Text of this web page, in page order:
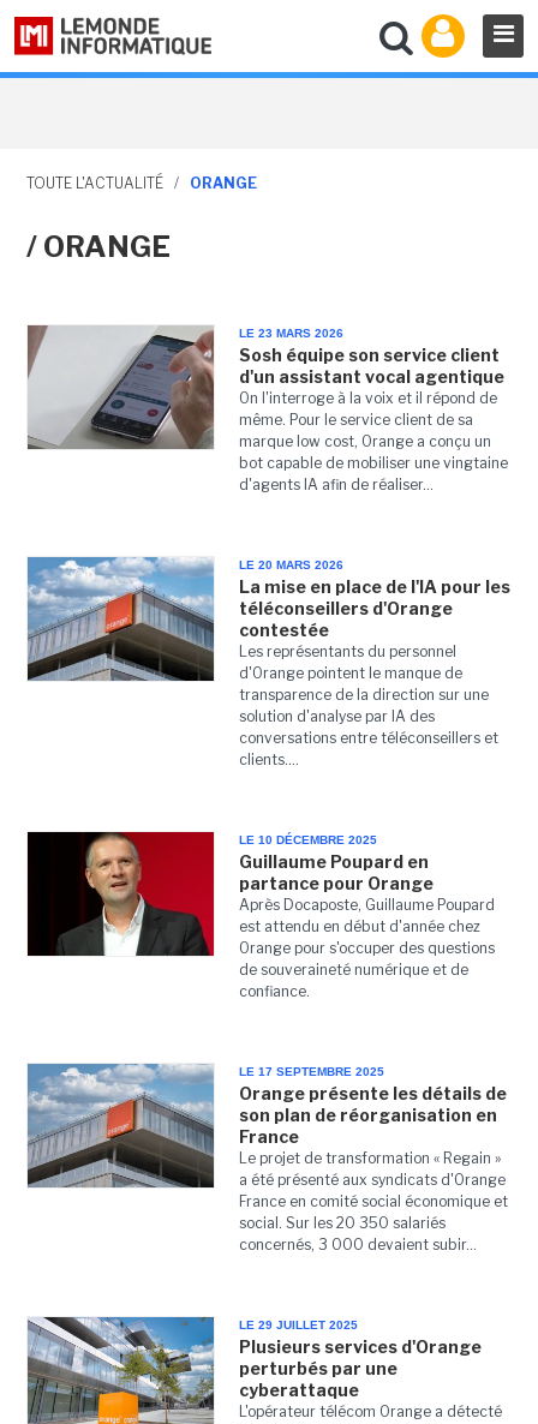
TOUTE L'ACTUALITÉ / ORANGE
/ ORANGE
LE 23 MARS 2026
Sosh équipe son service client
d'un assistant vocal agentique
On l'interroge à la voix et il répond de
même. Pour le service client de sa
marque low cost, Orange a conçu un
bot capable de mobiliser une vingtaine
d'agents IA afin de réaliser...
LE 20 MARS 2026
La mise en place de l'IA pour les
téléconseillers d'Orange
contestée
Les représentants du personnel
d'Orange pointent le manque de
transparence de la direction sur une
solution d'analyse par IA des
conversations entre téléconseillers et
clients....
LE 10 DÉCEMBRE 2025
Guillaume Poupard en
partance pour Orange
Après Docaposte, Guillaume Poupard
est attendu en début d'année chez
Orange pour s'occuper des questions
de souveraineté numérique et de
confiance.
LE 17 SEPTEMBRE 2025
Orange présente les détails de
son plan de réorganisation en
France
Le projet de transformation « Regain »
a été présenté aux syndicats d'Orange
France en comité social économique et
social. Sur les 20 350 salariés
concernés, 3 000 devaient subir...
LE 29 JUILLET 2025
Plusieurs services d'Orange
perturbés par une
cyberattaque
L'opérateur télécom Orange a détecté